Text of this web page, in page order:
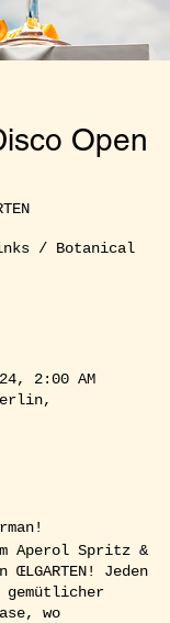
Open
/ Botanical
2:00 AM
Aperol Spritz &
Jeden
gemütlicher
wo